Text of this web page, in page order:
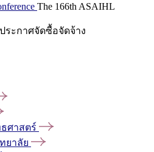
The 166th ASAIHL
ประกาศจัดซื้อจัดจ้าง
ศาสตร์
ยาลัย